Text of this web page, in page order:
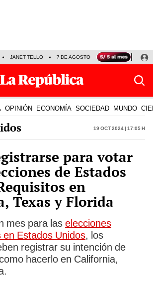
JANET TELLO 7 DE AGOSTO TINKA RESULTADOS
OPINIÓN ECONOMÍA SOCIEDAD MUNDO
19 Oct 2024 | 17:05 h
para votar
de Estados
en
Texas y Florida
mes para las elecciones
en Estados Unidos, los
registrar su intención de
hacerlo en California,